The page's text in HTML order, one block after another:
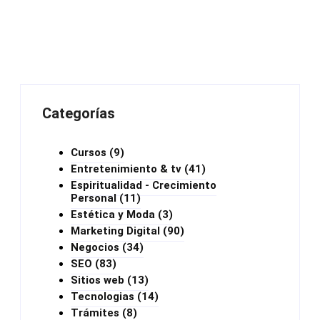
Categorías
Cursos (9)
Entretenimiento & tv (41)
Espiritualidad - Crecimiento
Personal (11)
Estética y Moda (3)
Marketing Digital (90)
Negocios (34)
SEO (83)
Sitios web (13)
Tecnologias (14)
Trámites (8)